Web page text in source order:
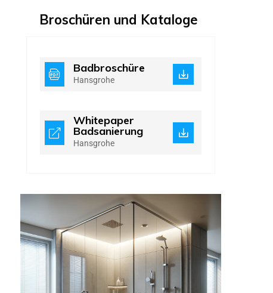
Broschüren und Kataloge
Badbroschüre
Hansgrohe
Whitepaper
Badsanierung
Hansgrohe